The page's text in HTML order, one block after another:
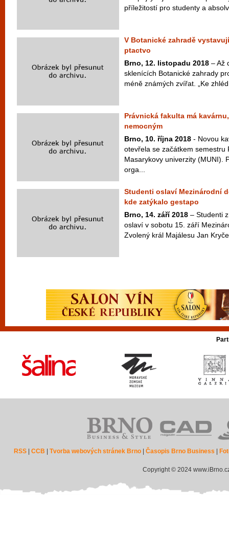
příležitostí pro studenty a
V Botanické zahradě
ptactvo
Brno, 12. listopadu 2018 – Až
sklenících Botanické zahrady
méně známých zvířat. „Ke
Právnická fakulta má
nemocným
Brno, 10. října 2018 - Novou
otevřela se začátkem semestru
Masarykovy univerzity (MUNI).
orga...
Studenti oslaví Mezinárodní
kde zatýkalo gestapo
Brno, 14. září 2018 – Studenti
oslaví v sobotu 15. září
Zvolený král Majálesu Jan
RSS |CCB |Tvorba webových stránek Brno |Časopis Brno Business
Copyright © 2024